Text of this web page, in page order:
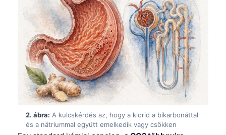
2. ábra: A kulcskérdés az, hogy a klorid a bikarbonáttal
és a nátriummal együtt emelkedik vagy csökken